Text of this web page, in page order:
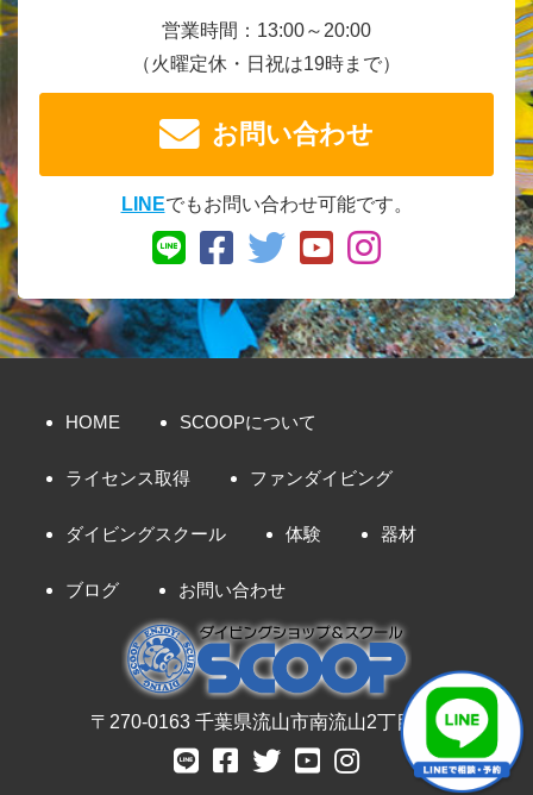
営業時間：13:00～20:00
（火曜定休・日祝は19時まで）
お問い合わせ
LINEでもお問い合わせ可能です。
HOME SCOOPについて
ライセンス取得 ファンダイビング
ダイビングスクール 体験 器材
ブログ お問い合わせ
〒270-0163 千葉県流山市南流山2丁目8-7